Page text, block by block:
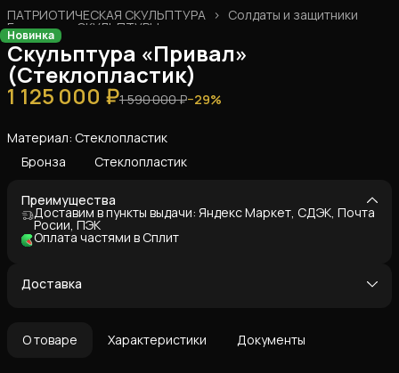
Солдаты и защитники
ПАТРИОТИЧЕСКАЯ СКУЛЬПТУРА ›
СКУЛЬПТУРЫ
Главная
Новинка
Скульптура «Привал»
(Стеклопластик)
1 125 000 ₽1 590 000 ₽−29%
Материал: Стеклопластик
Бронза
Стеклопластик
Преимущества
Доставим в пункты выдачи: Яндекс Маркет, СДЭК, Почта
Росии, ПЭК
Оплата частями в Сплит
Доставка
О товаре Характеристики Документы